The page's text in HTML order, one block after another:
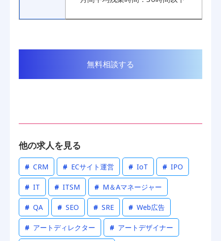
無料相談する
他の求人を見る
# CRM # ECサイト運営 # IoT # IPO
# IT # ITSM # M＆Aマネージャー
# QA # SEO # SRE # Web広告
# アートディレクター # アートデザイナー